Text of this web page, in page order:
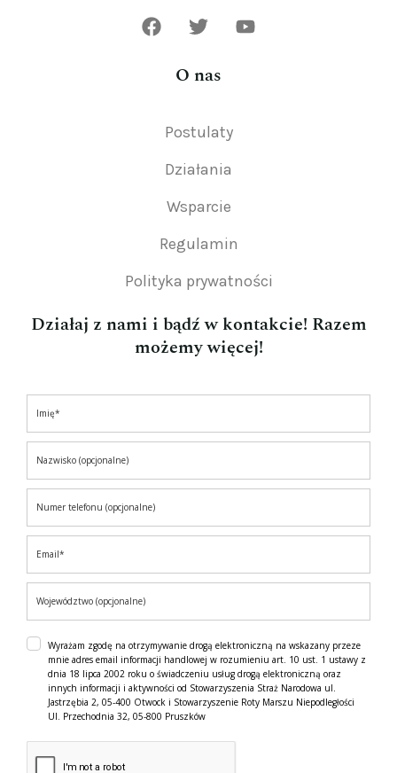
O nas
Postulaty
Działania
Wsparcie
Regulamin
Polityka prywatności
Działaj z nami i bądź w kontakcie! Razem
możemy więcej!
Wyrażam zgodę na otrzymywanie drogą elektroniczną na wskazany przeze
mnie adres email informacji handlowej w rozumieniu art. 10 ust. 1 ustawy z
dnia 18 lipca 2002 roku o świadczeniu usług drogą elektroniczną oraz
innych informacji i aktywności od Stowarzyszenia Straż Narodowa ul.
Jastrzębia 2, 05-400 Otwock i Stowarzyszenie Roty Marszu Niepodległości
Ul. Przechodnia 32, 05-800 Pruszków